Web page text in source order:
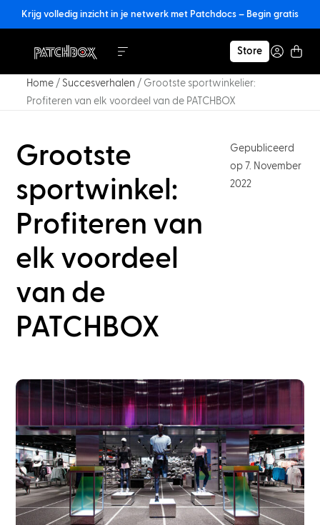
Krijg volledig inzicht in je netwerk met Patchdocs – Begin gratis
Store
Home/ Succesverhalen / Grootste sportwinkelier:
Profiteren van elk voordeel van de PATCHBOX
Grootste
sportwinkel:
Profiteren van
elk voordeel
van de
PATCHBOX
Gepubliceerd
op 7. November
2022